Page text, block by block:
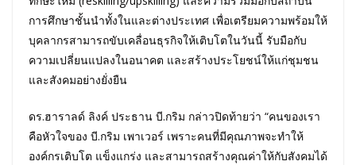
การศึกษาชั้นนำทั้งในและต่างประเทศ เพื่อเตรียมความพร้อมให้
บุคลากรสามารถขับเคลื่อนธุรกิจให้เติบโตในวันนี้ รับมือกับ
ความเปลี่ยนแปลงในอนาคต และสร้างประโยชน์ให้แก่ชุมชน
และสังคมอย่างยั่งยืน
ดร.ฮาราลด์ ลิงค์ ประธาน บี.กริม กล่าวปิดท้ายว่า “คนของเรา
คือหัวใจของ บี.กริม เพาเวอร์ เพราะคนที่มีคุณภาพจะทำให้
องค์กรเติบโต แข็งแกร่ง และสามารถสร้างคุณค่าให้กับสังคมได้